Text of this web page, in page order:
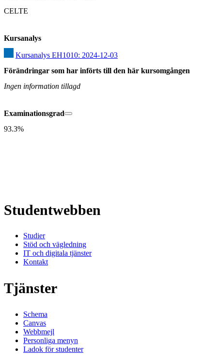
CELTE
Kursanalys
Kursanalys EH1010: 2024-12-03
Förändringar som har införts till den här kursomgången
Ingen information tillagd
Examinationsgrad
93.3%
Studentwebben
Studier
Stöd och vägledning
IT och digitala tjänster
Kontakt
Tjänster
Schema
Canvas
Webbmejl
Personliga menyn
Ladok för studenter